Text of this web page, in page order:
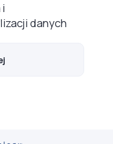
i
danych